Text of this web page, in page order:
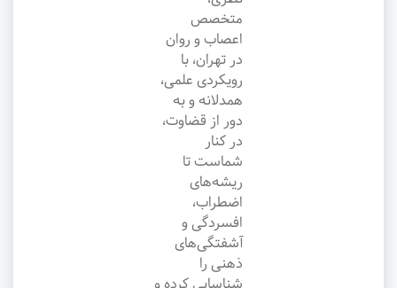
متخصص
اعصاب و روان
در تهران، با
رویکردی علمی،
همدلانه و به
دور از قضاوت،
در کنار
شماست تا
ریشه‌های
اضطراب،
افسردگی و
آشفتگی‌های
ذهنی را